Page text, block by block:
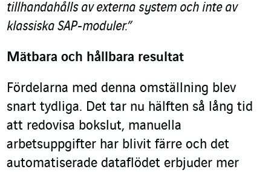
tillhandahålls av externa system och inte av
klassiska SAP-moduler.”
Mätbara och hållbara resultat
Fördelarna med denna omställning blev
snart tydliga. Det tar nu hälften så lång tid
att redovisa bokslut, manuella
arbetsuppgifter har blivit färre och det
automatiserade dataflödet erbjuder mer